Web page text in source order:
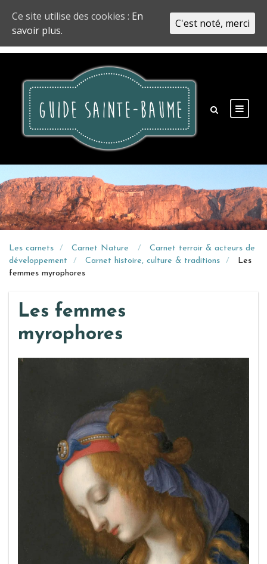
Les carnets Carnet Nature
Carnet terroir & acteurs de
développement
Carnet histoire, culture & traditions
Les
femmes myrophores
Les femmes
myrophores
Ce site utilise des cookies : En
savoir plus.
C'est noté, merci